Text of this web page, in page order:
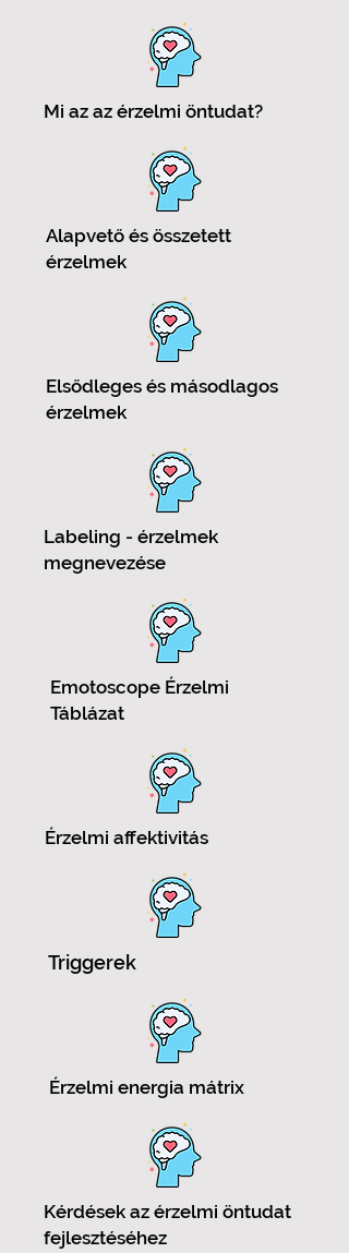
Mi az az érzelmi öntudat?
Alapvető és összetett
érzelmek
Elsődleges és másodlagos
érzelmek
Labeling - érzelmek
megnevezése
Emotoscope Érzelmi
Táblázat
Érzelmi affektivitás
Triggerek
Érzelmi energia mátrix
Kérdések az érzelmi öntudat
fejlesztéséhez